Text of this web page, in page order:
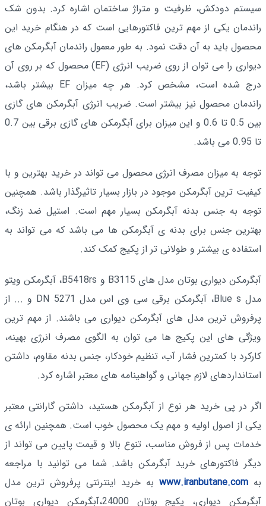
سیستم دودکش، ظرفیت و متراژ ساختمان اشاره کرد. بدون شک
راندمان یکی از مهم ترین فاکتورهایی است که در هنگام خرید این
محصول باید به آن دقت نمود. به طور معمول راندمان آبگرمکن های
دیواری را می توان از روی ضریب انرژی (EF) محصول که بر روی آن
درج شده است، مشخص کرد. هر چه میزان EF بیشتر باشد،
راندمان محصول نیز بیشتر است. ضریب انرژی آبگرمکن های گازی
بین 0.5 تا 0.6 و این میزان برای آبگرمکن های گازی برقی بین 0.7
تا 0.95 می باشد.
توجه به میزان مصرف انرژی محصول می تواند در خرید بهترین و با
کیفیت ترین آبگرمکن موجود در بازار بسیار تاثیرگذار باشد. همچنین
توجه به جنس بدنه آبگرمکن بسیار مهم است. استیل ضد زنگ،
بهترین جنس برای بدنه ی آبگرمکن ها می باشد که می تواند به
استفاده ی بیشتر و طولانی تر از پکیج کمک کند.
آبگرمکن دیواری بوتان مدل های B3115 و B5418rs، آبگرمکن ویتو
مدل Blue s، آبگرمکن برقی سی وی اس مدل DN 5271 و ... از
پرفروش ترین مدل های آبگرمکن دیواری می باشند. از مهم ترین
ویژگی های این پکیج ها می توان به الگوی مصرف انرژی بهینه،
کارکرد با کمترین فشار آب، تنظیم خودکار، جنس بدنه مقاوم، داشتن
استانداردهای لازم جهانی و گواهینامه های معتبر اشاره کرد.
اگر در پی خرید هر نوع از آبگرمکن هستید، داشتن گارانتی معتبر
یکی از اصول اولیه و مهم یک محصول خوب است. همچنین ارائه ی
خدمات پس از فروش مناسب، تنوع بالا و قیمت پایین می تواند از
دیگر فاکتورهای خرید آبگرمکن باشد. شما می توانید با مراجعه
به www.iranbutane.com به خرید اینترنتی پرفروش ترین مدل
آبگرمکن دیواری، پکیج بوتان 24000،آبگرمکن دیواری بوتان